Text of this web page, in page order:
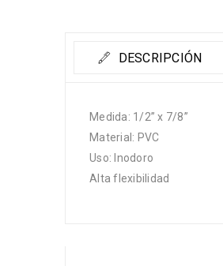
DESCRIPCIÓN
Medida: 1/2” x 7/8”
Material: PVC
Uso: Inodoro
Alta flexibilidad